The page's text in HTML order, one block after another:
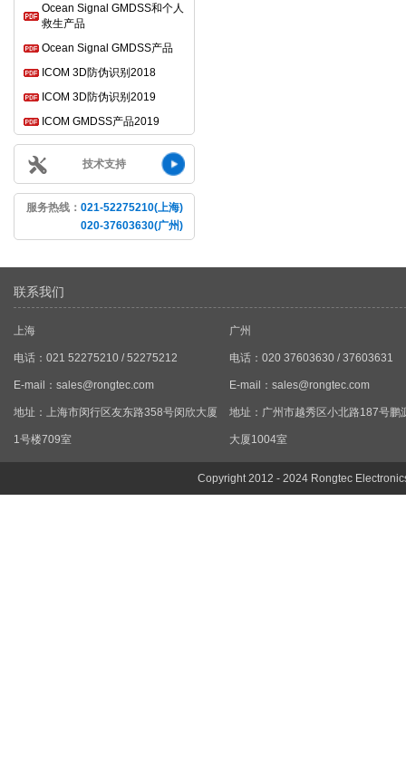
Ocean Signal GMDSS和个人
救生产品
Ocean Signal GMDSS产品
ICOM 3D防伪识别2018
ICOM 3D防伪识别2019
ICOM GMDSS产品2019
技术支持
服务热线： 021-52275210(上海)
020-37603630(广州)
联系我们
上海
电话：021 52275210 / 52275212
E-mail： sales@rongtec.com
地址：上海市闵行区友东路358号闵欣大厦
1号楼709室
广州
电话：020 37603630 / 37603631
E-mail： sales@rongtec.com
地址：广州市越秀区小北路187号鹏
大厦1004室
Copyright 2012 - 2024 Rongtec